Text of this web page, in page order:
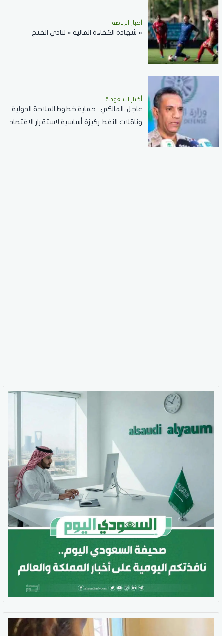
أخبار الرياضة
« شهادة الكفاءة المالية » لنادي الفتح
أخبار السعودية
عاجل..المالكي : حماية خطوط الملاحة الدولية
وناقلات النفط ركيزة أساسية لاستقرار الاقتصاد